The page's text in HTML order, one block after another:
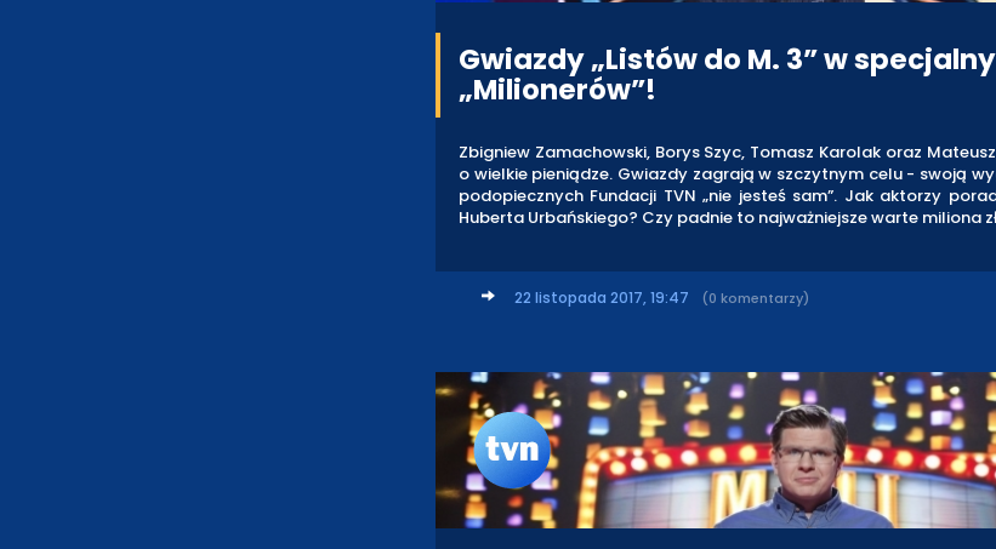
Gwiazdy „Listów do M. 3” w
„Milionerów”!
Zbigniew Zamachowski, Borys Szyc, Tomasz Karolak oraz
o wielkie pieniądze. Gwiazdy zagrają w szczytnym celu - swoją
podopiecznych Fundacji TVN „nie jesteś sam”. Jak aktorzy
Huberta Urbańskiego? Czy padnie to najważniejsze warte miliona
22 listopada 2017, 19:47 (0 komentarzy)